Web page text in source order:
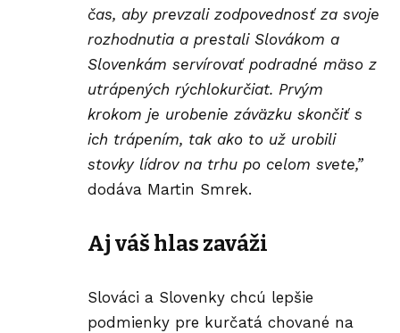
čas, aby prevzali zodpovednosť za svoje
rozhodnutia a prestali Slovákom a
Slovenkám servírovať podradné mäso z
utrápených rýchlokurčiat. Prvým
krokom je urobenie záväzku skončiť s
ich trápením, tak ako to už urobili
stovky lídrovna trhu po celom svete,”
dodáva Martin Smrek.
Aj váš hlas zaváži
Slováci a Slovenky chcú lepšie
podmienky pre kurčatá chované na